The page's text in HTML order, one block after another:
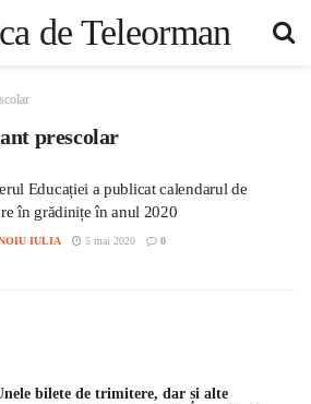
prescolar
Educației a publicat calendarul de
în grădinițe în anul 2020
IULIA 5 mai 2020 0
bilete de trimitere, dar și alte